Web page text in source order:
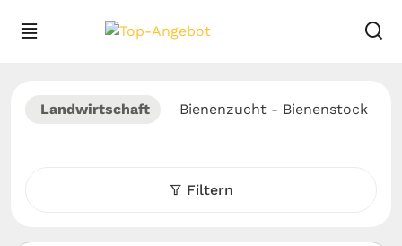
Landwirtschaft Bienenzucht - Bienenstock
Filtern